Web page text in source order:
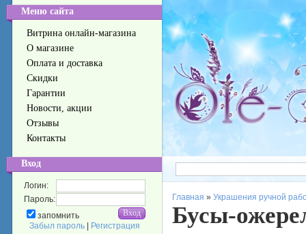
Меню сайта
Витрина онлайн-магазина
О магазине
Оплата и доставка
Скидки
Гарантии
Новости, акции
Отзывы
Контакты
Вход
Логин:
Пароль:
запомнить
Забыл пароль
Регистрация
Главная » Украшения ручной
Бусы-